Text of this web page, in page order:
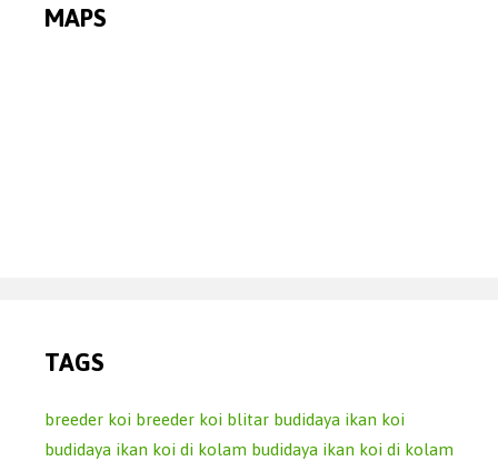
MAPS
TAGS
breeder koi breeder koi blitar budidaya ikan koi
budidaya ikan koi di kolam budidaya ikan koi di kolam